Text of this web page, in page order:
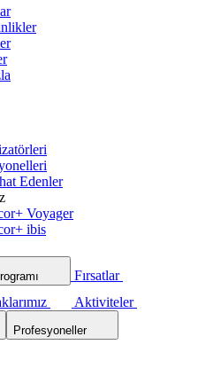
Edenler
Voyager
ibis
Fırsatlar
Aktiviteler
Profesyoneller